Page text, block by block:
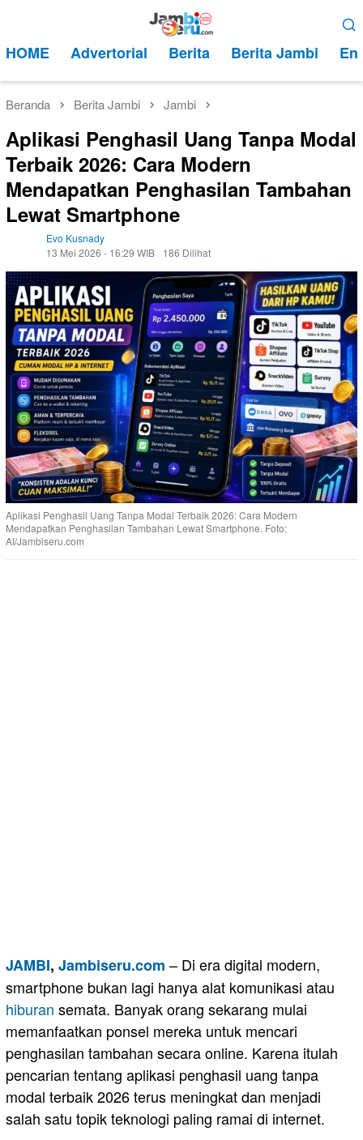
kontenMobile
HOME Advertorial Berita Berita Jambi
Beranda Berita Jambi Jambi
Aplikasi Penghasil Uang Tanpa Modal
Terbaik 2026: Cara Modern
Mendapatkan Penghasilan Tambahan
Lewat Smartphone
Evo Kusnady
13 Mei 2026 - 16:29 WIB
186 Dilihat
Aplikasi Penghasil Uang Tanpa Modal Terbaik 2026: Cara Modern
Mendapatkan Penghasilan Tambahan Lewat Smartphone. Foto:
AI/Jambiseru.com
JAMBI, Jambiseru.com – Di era digital modern,
smartphone bukan lagi hanya alat komunikasi atau
hiburan semata. Banyak orang sekarang mulai
memanfaatkan ponsel mereka untuk mencari
penghasilan tambahan secara online. Karena itulah
pencarian tentang aplikasi penghasil uang tanpa
modal terbaik 2026 terus meningkat dan menjadi
salah satu topik teknologi paling ramai di internet.